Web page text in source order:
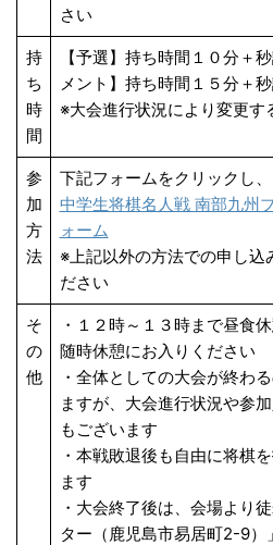
さい
持
ち
時
間
【予選】持ち時間１０分＋
メント】持ち時間１５分＋
※大会進行状況により変更す
参
加
方
法
下記フォームをクリックし
中学生将棋名人戦 南部九州
ォーム
※上記以外の方法での申し込
ださい
そ
の
他
・１２時～１３時まで昼食
随時休憩にお入りください
・全体としての大会が終わ
ますが、大会進行状況や参
もございます
・本戦敗退後も自由に将棋
ます
・大会終了後は、会場より
ター（鹿児島市易居町2-9）